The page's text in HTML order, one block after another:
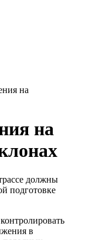
на
на
должны
подготовке
в